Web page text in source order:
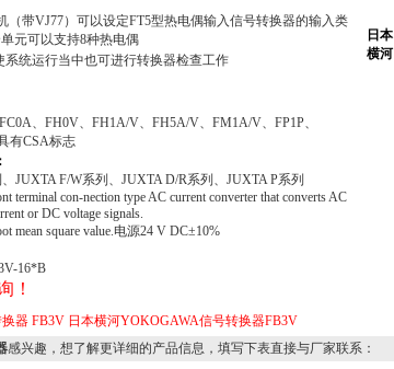
（带VJ77）可以设定FT5型热电偶输入信号转换器的输入类
元可以支持8种热电偶
统运行当中也可进行转换器检查工作
、FH0V、FH1A/V、FH5A/V、FM1A/V、FP1P、
有CSA标志
日本
横河
JUXTA F/W系列、JUXTA D/R系列、JUXTA P系列
terminal con-nection type AC current converter that converts AC
or DC voltage signals.
mean square value.电源24 V DC±10%
16*B
！
器 FB3V 日本横河YOKOGAWA信号转换器FB3V
感兴趣，想了解更详细的产品信息，填写下表直接与厂家联系：